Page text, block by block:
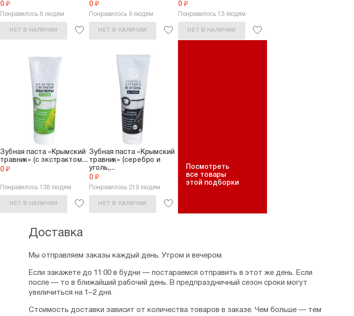
0 ₽
Понравилось 6 людям
НЕТ В НАЛИЧИИ
0 ₽
Понравилось 9 людям
НЕТ В НАЛИЧИИ
0 ₽
Понравилось 13 людям
НЕТ В НАЛИЧИИ
Зубная паста «Крымский
травник» (с экстрактом...
0 ₽
Понравилось 138 людям
НЕТ В НАЛИЧИИ
Зубная паста «Крымский
травник» (серебро и
уголь,...
0 ₽
Понравилось 219 людям
НЕТ В НАЛИЧИИ
Посмотреть
все товары
этой подборки
Доставка
Мы отправляем заказы каждый день. Утром и вечером.
Если закажете до 11:00 в будни — постараемся отправить в этот же день. Если
после — то в ближайший рабочий день. В предпраздничный сезон сроки могут
увеличиться на 1–2 дня.
Стоимость доставки зависит от количества товаров в заказе. Чем больше — тем